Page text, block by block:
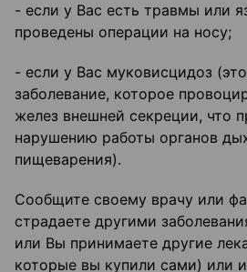
- если у Вас есть травмы или
проведены операции на носу;
- если у Вас муковисцидоз
заболевание, которое
желез внешней секреции, что
нарушению работы органов
пищеварения).
Сообщите своему врачу или
страдаете другими
или Вы принимаете другие
которые вы купили сами) или